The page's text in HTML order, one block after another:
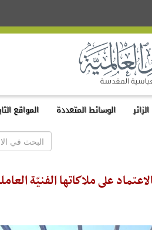
الوسائط المتعددة المواقع
على ملاكاتها الفنيّة